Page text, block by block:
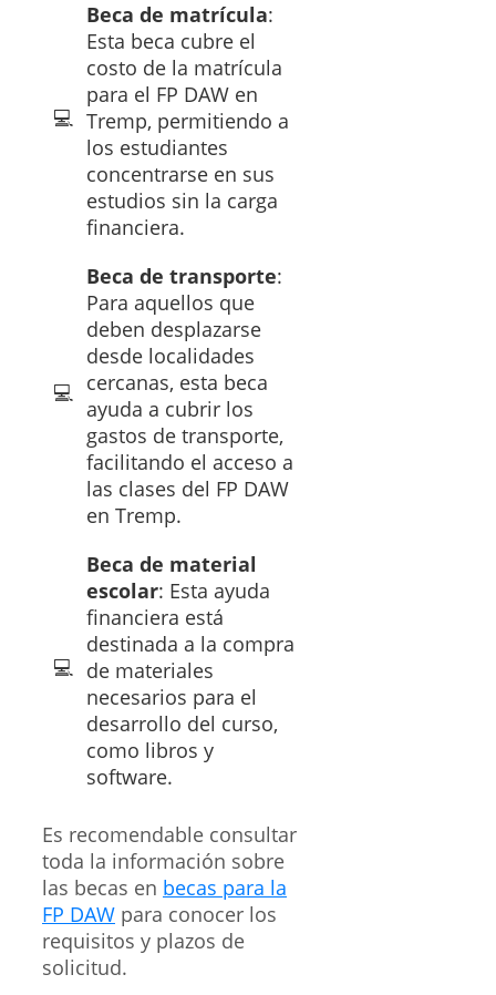
Beca de matrícula:
Esta beca cubre el
costo de la matrícula
para el FP DAW en
Tremp, permitiendo a
los estudiantes
concentrarse en sus
estudios sin la carga
financiera.
Beca de transporte:
Para aquellos que
deben desplazarse
desde localidades
cercanas, esta beca
ayuda a cubrir los
gastos de transporte,
facilitando el acceso a
las clases del FP DAW
en Tremp.
Beca de material
escolar: Esta ayuda
financiera está
destinada a la compra
de materiales
necesarios para el
desarrollo del curso,
como libros y
software.
Es recomendable consultar
toda la información sobre
las becas en becas para la
FP DAW para conocer los
requisitos y plazos de
solicitud.